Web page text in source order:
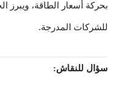
بحركة أسعار الطاقة، ويبرز
للشركات المدرجة.
سؤال للنقاش: